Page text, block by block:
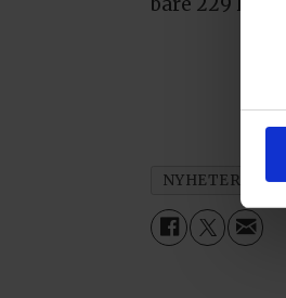
NYHETER